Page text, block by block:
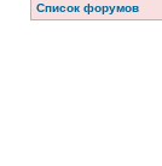
Список форумов